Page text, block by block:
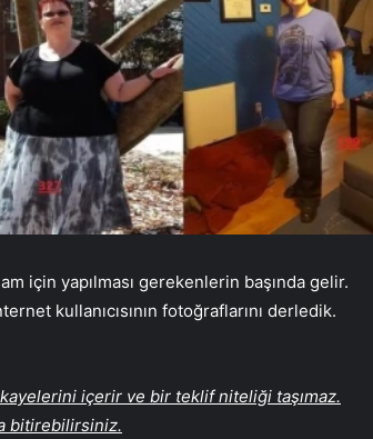
için yapılması gerekenlerin başında gelir.
kullanıcısının fotoğraflarını derledik.
içerir ve bir teklif niteliği taşımaz.
bitirebilirsiniz.